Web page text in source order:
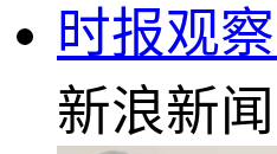
时报观
新浪新闻